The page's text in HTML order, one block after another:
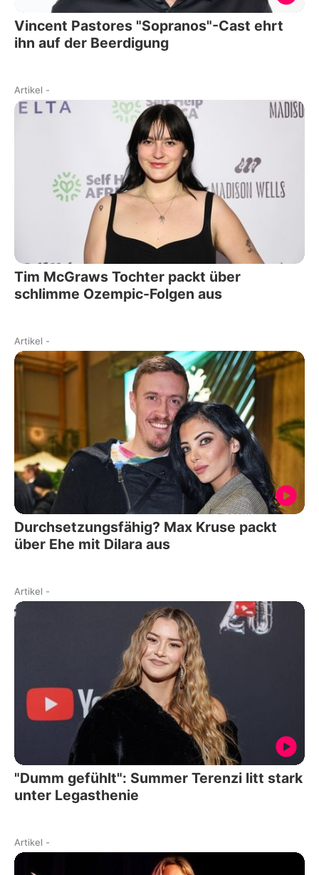
Vincent Pastores "Sopranos"-Cast ehrt
ihn auf der Beerdigung
Artikel -
Tim McGraws Tochter packt über
schlimme Ozempic-Folgen aus
Artikel -
Durchsetzungsfähig? Max Kruse packt
über Ehe mit Dilara aus
Artikel -
"Dumm gefühlt": Summer Terenzi litt stark
unter Legasthenie
Artikel -